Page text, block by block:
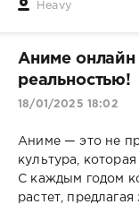
Heavy
Аниме онлайн
реальностью!
18/01/2025 18:02
Аниме — это не
культура,
С каждым годом
растет,